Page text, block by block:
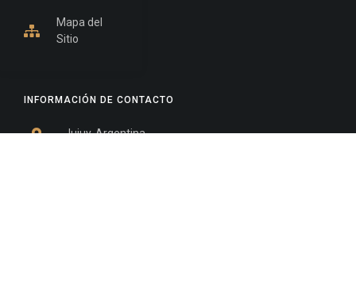
INFORMACIÓN DE CONTACTO
Jujuy, Argentina
Mapa del
Sitio